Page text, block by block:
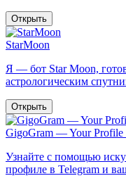
Открыть
StarMoon
Я — бот Star Moon,
астрологическим
Открыть
GigoGram — Your Profile
Узнайте с помощью
профиле в Telegram и